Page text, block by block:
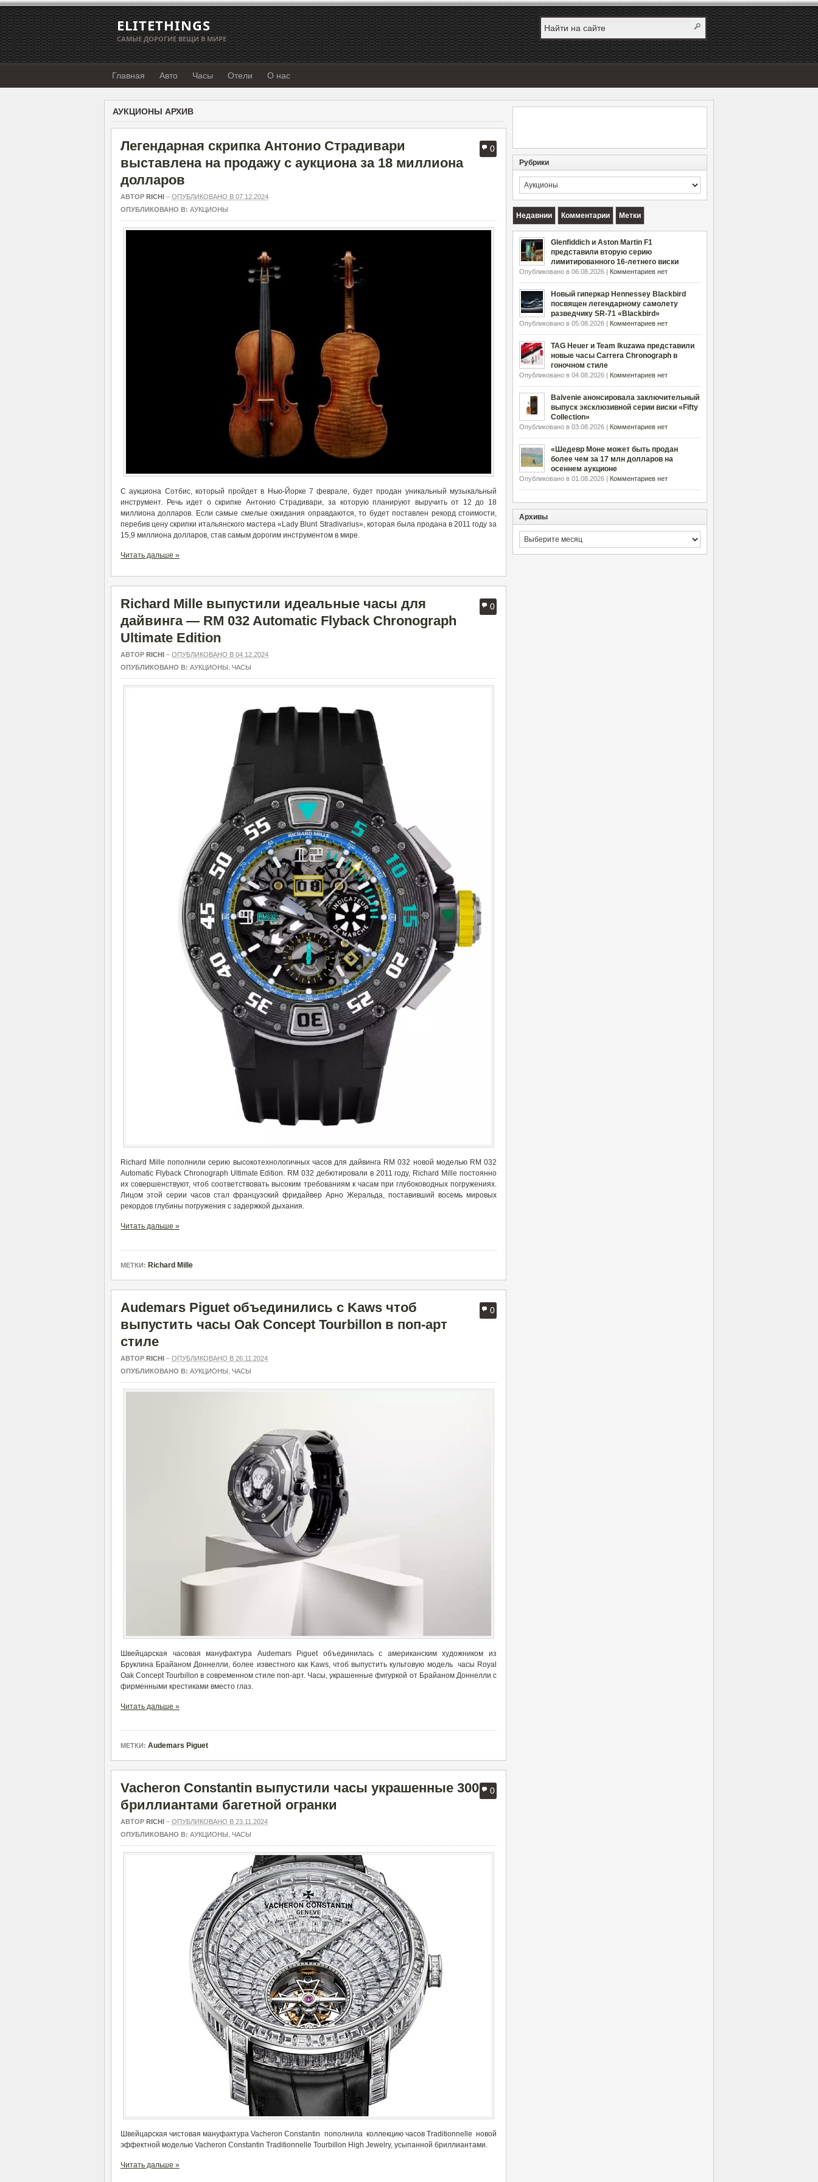
ELITETHINGS
САМЫЕ ДОРОГИЕ ВЕЩИ В МИРЕ
Главная Авто Часы Отели О нас
АУКЦИОНЫ АРХИВ
0
Легендарная скрипка Антонио Страдивари
выставлена на продажу с аукциона за 18 миллиона
долларов
АВТОР RICHI – ОПУБЛИКОВАНО В 07.12.2024
ОПУБЛИКОВАНО В: АУКЦИОНЫ
С аукциона Сотбис, который пройдет в Нью-Йорке 7 феврале, будет продан уникальный музыкальный
инструмент. Речь идет о скрипке Антонио Страдивари, за которую планируют выручить от 12 до 18
миллиона долларов. Если самые смелые ожидания оправдаются, то будет поставлен рекорд стоимости,
перебив цену скрипки итальянского мастера «Lady Blunt Stradivarius», которая была продана в 2011 году за
15,9 миллиона долларов, став самым дорогим инструментом в мире.
Читать дальше »
0
Richard Mille выпустили идеальные часы для
дайвинга — RM 032 Automatic Flyback Chronograph
Ultimate Edition
АВТОР RICHI – ОПУБЛИКОВАНО В 04.12.2024
ОПУБЛИКОВАНО В: АУКЦИОНЫ ЧАСЫ
Richard Mille пополнили серию высокотехнологичных часов для дайвинга RM 032 новой моделью RM 032
Automatic Flyback Chronograph Ultimate Edition. RM 032 дебютировали в 2011 году, Richard Mille постоянно
их совершенствуют, чтоб соответствовать высоким требованиям к часам при глубоководных погружениях.
Лицом этой серии часов стал французский фридайвер Арно Жеральда, поставивший восемь мировых
рекордов глубины погружения с задержкой дыхания.
Читать дальше »
МЕТКИ: Richard Mille
0
Audemars Piguet объединились с Kaws чтоб
выпустить часы Oak Concept Tourbillon в поп-арт
стиле
АВТОР RICHI – ОПУБЛИКОВАНО В 26.11.2024
ОПУБЛИКОВАНО В: АУКЦИОНЫ ЧАСЫ
Швейцарская часовая мануфактура Audemars Piguet объединилась с американским художником из
Бруклина Брайаном Доннелли, более известного как Kaws, чтоб выпустить культовую модель часы Royal
Oak Concept Tourbillon в современном стиле поп-арт. Часы, украшенные фигуркой от Брайаном Доннелли с
фирменными крестиками вместо глаз.
Читать дальше »
МЕТКИ: Audemars Piguet
0
Vacheron Constantin выпустили часы украшенные 300
бриллиантами багетной огранки
АВТОР RICHI – ОПУБЛИКОВАНО В 23.11.2024
ОПУБЛИКОВАНО В: АУКЦИОНЫ ЧАСЫ
Швейцарская чистовая мануфактура Vacheron Constantin пополнила коллекцию часов Traditionnelle новой
эффектной моделью Vacheron Constantin Traditionnelle Tourbillon High Jewelry, усыпанной бриллиантами.
Читать дальше »
Рубрики
Рубрики
Недавнии Комментарии Метки
Glenfiddich и Aston Martin F1
представили вторую серию
лимитированного 16-летнего виски
Опубликовано в 06.08.2026 | Комментариев нет
Новый гиперкар Hennessey Blackbird
посвящен легендарному самолету
разведчику SR-71 «Blackbird»
Опубликовано в 05.08.2026 | Комментариев нет
TAG Heuer и Team Ikuzawa представили
новые часы Carrera Chronograph в
гоночном стиле
Опубликовано в 04.08.2026 | Комментариев нет
Balvenie анонсировала заключительный
выпуск эксклюзивной серии виски «Fifty
Collection»
Опубликовано в 03.08.2026 | Комментариев нет
«Шедевр Моне может быть продан
более чем за 17 млн долларов на
осеннем аукционе
Опубликовано в 01.08.2026 | Комментариев нет
Архивы
Архивы